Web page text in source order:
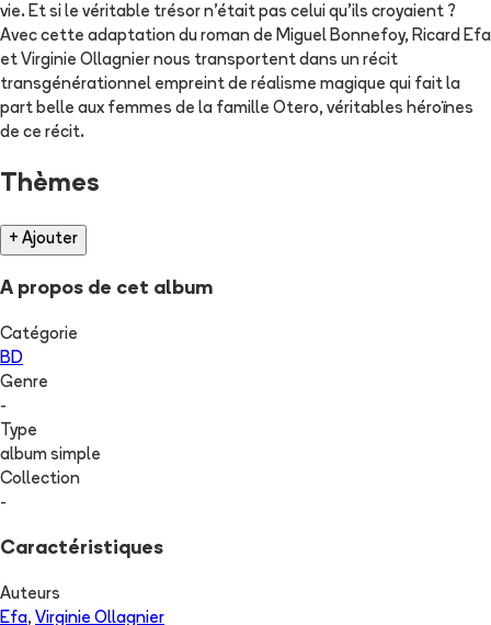
vie. Et si le véritable trésor n’était pas celui qu’ils croyaient ?
Avec cette adaptation du roman de Miguel Bonnefoy, Ricard Efa
et Virginie Ollagnier nous transportent dans un récit
transgénérationnel empreint de réalisme magique qui fait la
part belle aux femmes de la famille Otero, véritables héroïnes
de ce récit.
Thèmes
+ Ajouter
A propos de cet album
Catégorie
BD
Genre
-
Type
album simple
Collection
-
Caractéristiques
Auteurs
Efa, Virginie Ollagnier